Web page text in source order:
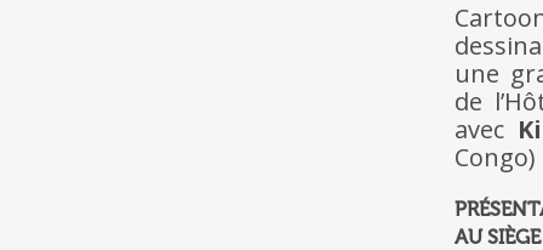
une
de
avec
AU